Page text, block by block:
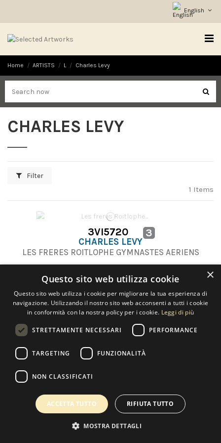
English
Home ARTISTS L Charles Levy
CHARLES LEVY
Filter
1 Items
3VI5720 3
CHARLES LEVY
LES FRERES ROITLOPHE GYMNASTES AERIENS
Copyright 2022 Selected Artworks srl -
Powered by
EmotionDesign
×
Questo sito web utilizza cookie
Questo sito web utilizza i cookie per migliorare la tua esperienza di
navigazione. Utilizzando il nostro sito web acconsenti a tutti i cookie
in conformità con la nostra policy per i cookie. Leggi di più
STRETTAMENTE NECESSARI PERFORMANCE
TARGETING FUNZIONALITÀ
NON CLASSIFICATI
ACCETTA TUTTO RIFIUTA TUTTO
MOSTRA DETTAGLI